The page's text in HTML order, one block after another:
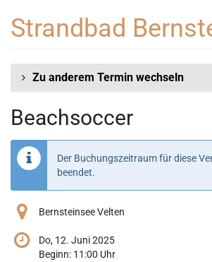
Haupt-
Strandbad
Zu anderem Termin wechseln
Beachsoccer
Der Buchungszeitraum für diese
beendet.
Bernsteinsee Velten
Do, 12. Juni 2025
Beginn: 11:00 Uhr